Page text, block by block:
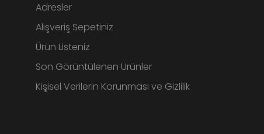
Adresler
Alışveriş Sepetiniz
Ürün Listeniz
Son Görüntülenen Ürünler
Kişisel Verilerin Korunması ve Gizlilik